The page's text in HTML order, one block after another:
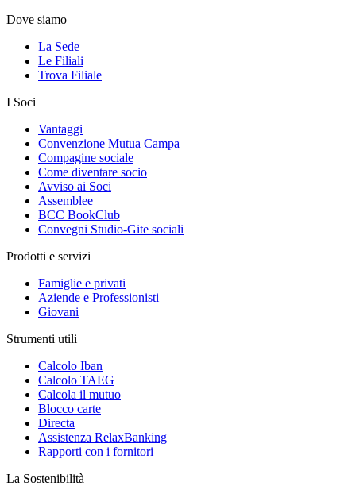
Dove siamo
La Sede
Le Filiali
Trova Filiale
I Soci
Vantaggi
Convenzione Mutua Campa
Compagine sociale
Come diventare socio
Avviso ai Soci
Assemblee
BCC BookClub
Convegni Studio-Gite sociali
Prodotti e servizi
Famiglie e privati
Aziende e Professionisti
Giovani
Strumenti utili
Calcolo Iban
Calcolo TAEG
Calcola il mutuo
Blocco carte
Directa
Assistenza RelaxBanking
Rapporti con i fornitori
La Sostenibilità